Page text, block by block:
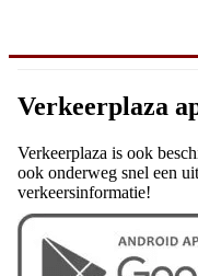
Verkeerplaza
Verkeerplaza is ook
ook onderweg snel een
verkeersinformatie!